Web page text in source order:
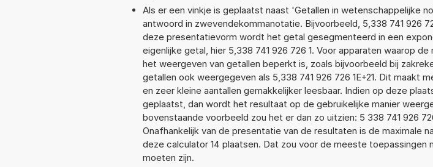
Als er een vinkje is geplaatst naast 'Getallen in wetenschappelijke
antwoord in zwevendekommanotatie. Bijvoorbeeld, 5,338 741 926
deze presentatievorm wordt het getal gesegmenteerd in een
eigenlijke getal, hier 5,338 741 926 726 1. Voor apparaten waarop
het weergeven van getallen beperkt is, zoals bijvoorbeeld bij
getallen ook weergegeven als 5,338 741 926 726 1E+21. Dit maakt
en zeer kleine aantallen gemakkelijker leesbaar. Indien op deze
geplaatst, dan wordt het resultaat op de gebruikelijke manier
bovenstaande voorbeeld zou het er dan zo uitzien: 5 338 741 926
Onafhankelijk van de presentatie van de resultaten is de maximale
deze calculator 14 plaatsen. Dat zou voor de meeste toepassingen
moeten zijn.